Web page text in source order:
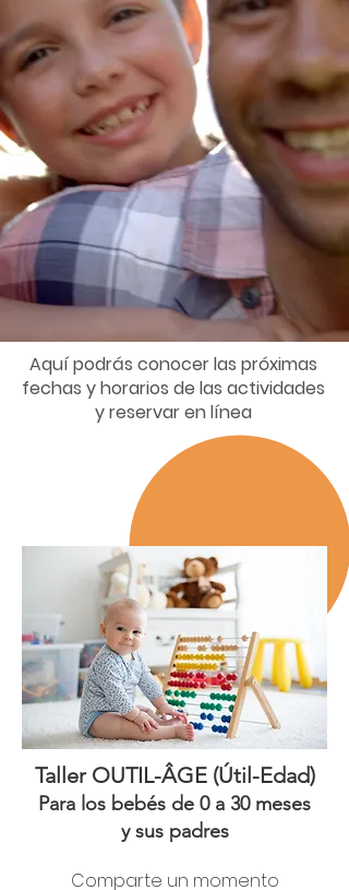
Aquí podrás conocer las próximas
fechas y horarios de las actividades
y reservar en línea
Taller OUTIL-ÂGE (Útil-Edad)
Para los bebés de 0 a 30 meses
y sus padres
Comparte un momento